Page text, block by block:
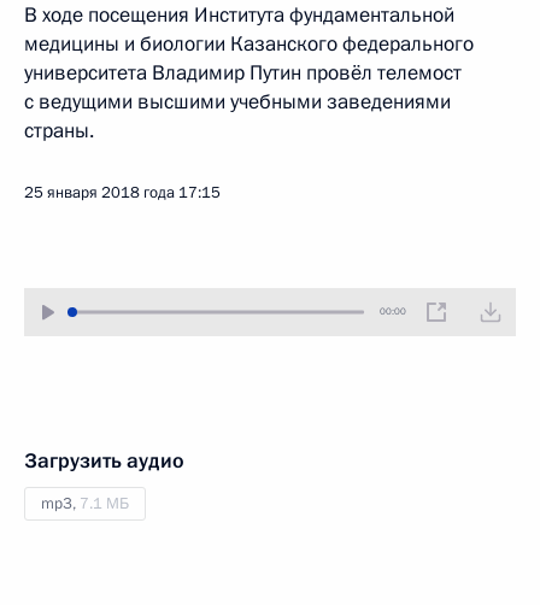
В ходе посещения Института фундаментальной
медицины и биологии Казанского федерального
университета Владимир Путин провёл телемост
с ведущими высшими учебными заведениями
страны.
25 января 2018 года 17:15
00:00
Загрузить аудио
mp3, 7.1 МБ